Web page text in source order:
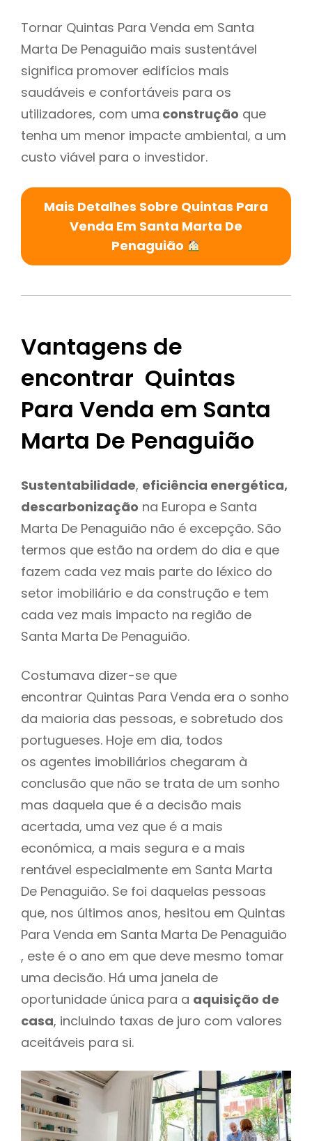
Tornar Quintas Para Venda em Santa
Marta De Penaguião mais sustentável
significa promover edifícios mais
saudáveis e confortáveis para os
utilizadores, com uma construção que
tenha um menor impacte ambiental, a um
custo viável para o investidor.
Mais Detalhes Sobre Quintas Para
Venda Em Santa Marta De
Penaguião
Vantagens de
encontrar Quintas
Para Venda em Santa
Marta De Penaguião
Sustentabilidade, eficiência energética,
descarbonização na Europa e Santa
Marta De Penaguião não é excepção. São
termos que estão na ordem do dia e que
fazem cada vez mais parte do léxico do
setor imobiliário e da construção e tem
cada vez mais impacto na região de
Santa Marta De Penaguião.
Costumava dizer-se que
encontrar Quintas Para Venda era o sonho
da maioria das pessoas, e sobretudo dos
portugueses. Hoje em dia, todos
os agentes imobiliários chegaram à
conclusão que não se trata de um sonho
mas daquela que é a decisão mais
acertada, uma vez que é a mais
económica, a mais segura e a mais
rentável especialmente em Santa Marta
De Penaguião. Se foi daquelas pessoas
que, nos últimos anos, hesitou em Quintas
Para Venda em Santa Marta De Penaguião
, este é o ano em que deve mesmo tomar
uma decisão. Há uma janela de
oportunidade única para a aquisição de
casa, incluindo taxas de juro com valores
aceitáveis para si.